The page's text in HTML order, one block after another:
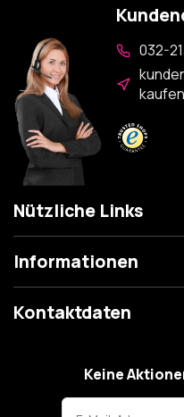
032-
Nützliche Links
Informationen
Kontaktdaten
Keine